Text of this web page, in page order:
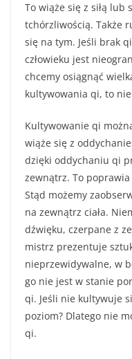
To wiąże się z siłą lub
tchórzliwością. Także
się na tym. Jeśli brak
człowieku jest
chcemy osiągnąć
kultywowania qi, to
Kultywowanie qi
wiąże się z
dzięki oddychaniu qi
zewnątrz. To poprawia
Stąd możemy
na zewnątrz ciała.
dźwięku, czerpane z
mistrz prezentuje
nieprzewidywalne, w
go nie jest w stanie
qi. Jeśli nie kultywuje
poziom? Dlatego nie
qi.